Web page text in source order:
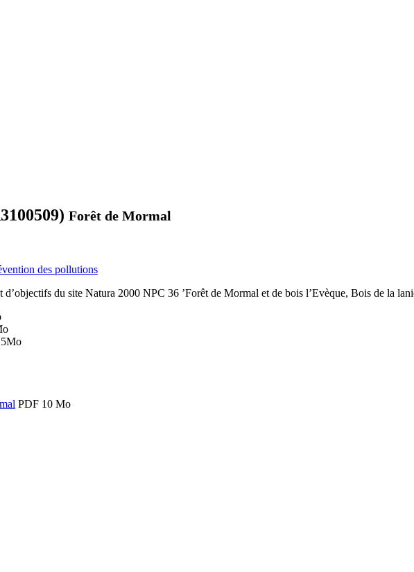
Forêt de Mormal
des pollutions
du site Natura 2000 NPC 36 ’Forêt de Mormal et de bois l’Evèque, Bois de la
PDF 10 Mo